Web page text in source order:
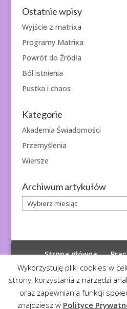
Ostatnie wpisy
Wyjście z matrixa
Programy Matrixa
Powrót do Źródła
Ból istnienia
Pustka i chaos
Kategorie
Akademia Świadomości
Przemyślenia
Wiersze
Archiwum artykułów
Archiwum
artykułów
Strona główna
Polityka
Wykorzystuję pliki cookies w
strony, korzystania z narzędzi
oraz zapewniania funkcji
znajdziesz w Polityce